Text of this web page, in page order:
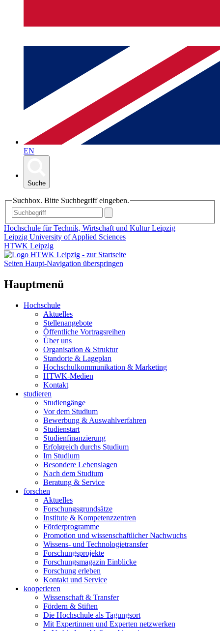
EN
Suche
Suchbox. Bitte Suchbegriff eingeben.
Hochschule für Technik, Wirtschaft und Kultur Leipzig
Leipzig University of Applied Sciences
HTWK Leipzig
Seiten Haupt-Navigation überspringen
Hauptmenü
Hochschule
Aktuelles
Stellenangebote
Öffentliche Vortragsreihen
Über uns
Organisation & Struktur
Standorte & Lageplan
Hochschulkommunikation & Marketing
HTWK-Medien
Kontakt
studieren
Studiengänge
Vor dem Studium
Bewerbung & Auswahlverfahren
Studienstart
Studienfinanzierung
Erfolgreich durchs Studium
Im Studium
Besondere Lebenslagen
Nach dem Studium
Beratung & Service
forschen
Aktuelles
Forschungsgrundsätze
Institute & Kompetenzzentren
Förderprogramme
Promotion und wissenschaftlicher Nachwuchs
Wissens- und Technologietransfer
Forschungsprojekte
Forschungsmagazin Einblicke
Forschung erleben
Kontakt und Service
kooperieren
Wissenschaft & Transfer
Fördern & Stiften
Die Hochschule als Tagungsort
Mit Expertinnen und Experten netzwerken